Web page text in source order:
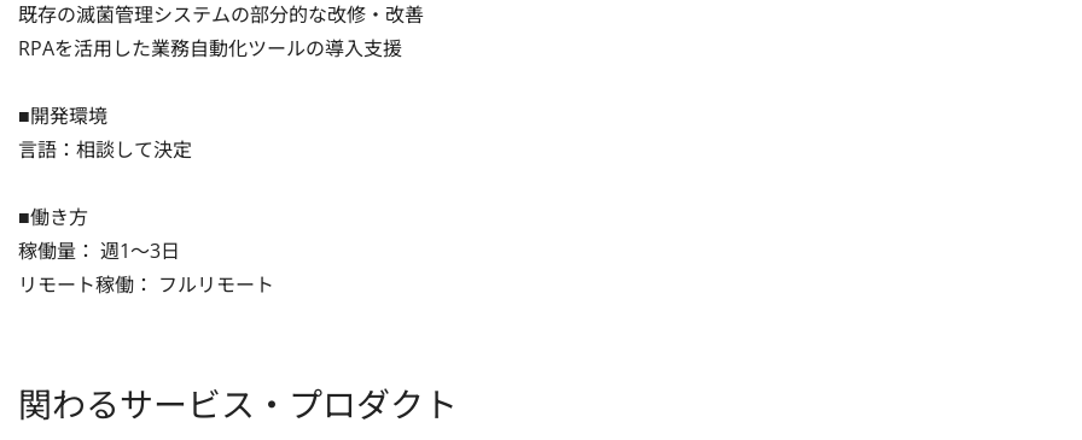
既存の滅菌管理システムの部分的な改修・改善
RPAを活用した業務自動化ツールの導入支援
■開発環境
言語：相談して決定
■働き方
稼働量： 週1〜3日
リモート稼働： フルリモート
関わるサービス・プロダクト